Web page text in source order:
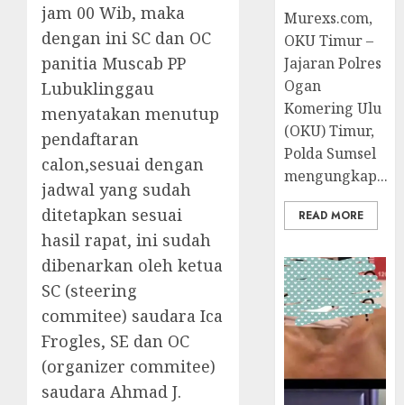
jam 00 Wib, maka
dengan ini SC dan OC
panitia Muscab PP
Lubuklinggau
menyatakan menutup
pendaftaran
calon,sesuai dengan
jadwal yang sudah
ditetapkan sesuai
hasil rapat, ini sudah
dibenarkan oleh ketua
SC (steering
commitee) saudara Ica
Frogles, SE dan OC
(organizer commitee)
saudara Ahmad J.
Murexs.com,
OKU Timur –
Jajaran Polres
Ogan
Komering Ulu
(OKU) Timur,
Polda Sumsel
mengungkap...
READ MORE